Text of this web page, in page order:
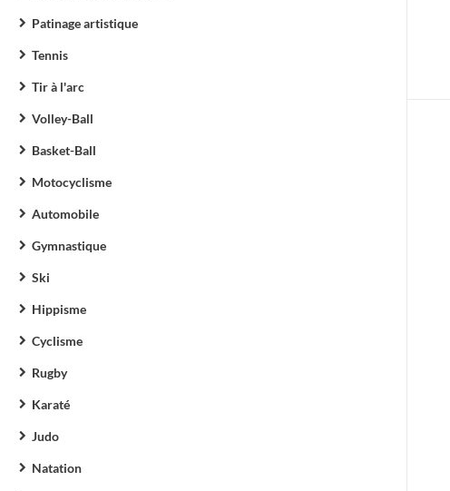
Patinage artistique
Tennis
Tir à l'arc
Volley-Ball
Basket-Ball
Motocyclisme
Automobile
Gymnastique
Ski
Hippisme
Cyclisme
Rugby
Karaté
Judo
Natation